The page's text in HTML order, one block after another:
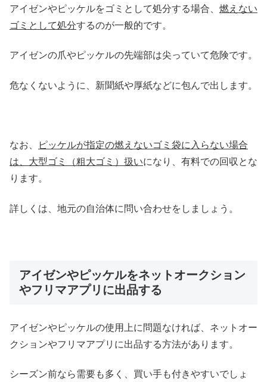
アイゼンやピッケルをゴミとして処分する場合、 燃えない
ゴミとして処分するのが一般的です。
アイゼンの爪やピッケルの先端部は尖っていて危険です。
危なくないように、新聞紙や厚紙などに包んで出します。
なお、
ピッケルが指定の燃えないゴミ袋に入らない場合
は、大型ゴミ（粗大ゴミ）扱いになり、有料での回収とな
ります。
詳しくは、地元の自治体に問い合わせをしましょう。
アイゼンやピッケルをネットオークション
やフリマアプリに出品する
アイゼンやピッケルの使用上に問題なければ、ネットオー
クションやフリマアプリに出品する方法があります。
シーズン前なら需要も多く、買い手も付きやすいでしょ